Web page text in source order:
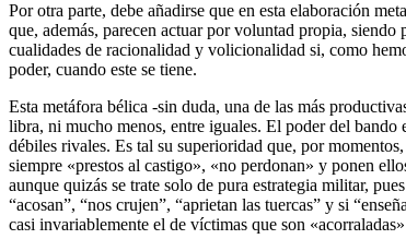
Por otra parte, debe añadirse que en esta elaboración
que, además, parecen actuar por voluntad propia,
cualidades de racionalidad y volicionalidad si, como
poder, cuando este se tiene.
Esta metáfora bélica -sin duda, una de las más
libra, ni mucho menos, entre iguales. El poder del
débiles rivales. Es tal su superioridad que, por
siempre «prestos al castigo», «no perdonan» y ponen
aunque quizás se trate solo de pura estrategia militar,
“acosan”, “nos crujen”, “aprietan las tuercas” y si
casi invariablemente el de víctimas que son